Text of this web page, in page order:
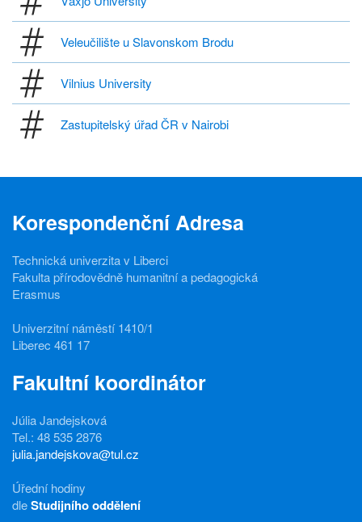
Veleučilište u Slavonskom Brodu
Vilnius University
Zastupitelský úřad ČR v Nairobi
Korespondenční Adresa
Technická univerzita v Liberci
Fakulta přírodovědně humanitní a pedagogická
Erasmus
Univerzitní náměstí 1410/1
Liberec 461 17
Fakultní koordinátor
Júlia Jandejsková
Tel.: 48 535 2876
julia.jandejskova@tul.cz
Úřední hodiny
dleStudijního oddělení